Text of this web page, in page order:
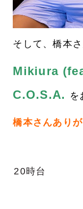
そして、橋本
Mikiura
C.O.S.A.
を
橋本さんあり
20時台